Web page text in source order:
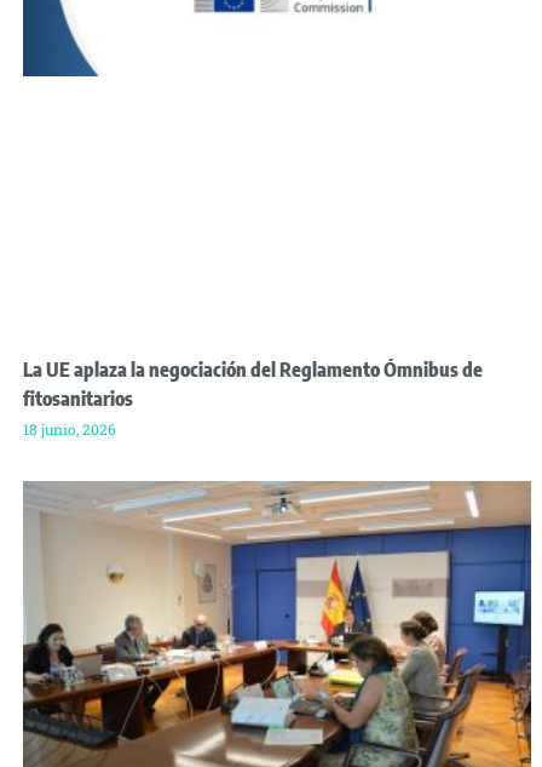
La UE aplaza la negociación del Reglamento Ómnibus de
fitosanitarios
18 junio, 2026